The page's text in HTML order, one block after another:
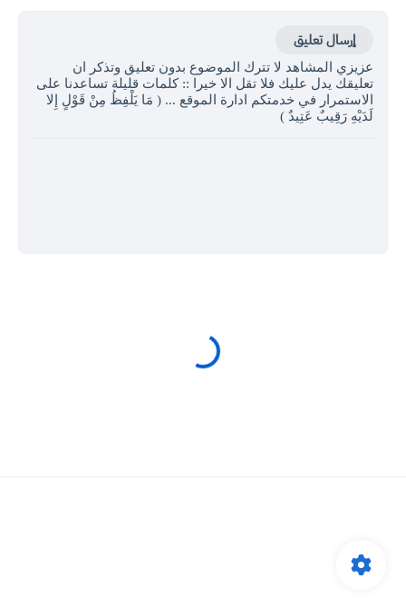
إرسال تعليق
عزيزي المشاهد لا تترك الموضوع بدون تعليق وتذكر ان
تعليقك يدل عليك فلا تقل الا خيرا :: كلمات قليلة تساعدنا على
الاستمرار في خدمتكم ادارة الموقع ... ( مَا يَلْفِظُ مِنْ قَوْلٍ إِلا
لَدَيْهِ رَقِيبٌ عَتِيدٌ )